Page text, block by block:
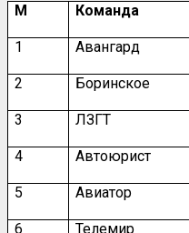
М Команда
1 Авангард
2 Боринское
3 ЛЗГТ
4 Автоюрист
5 Авиатор
6 Телемир